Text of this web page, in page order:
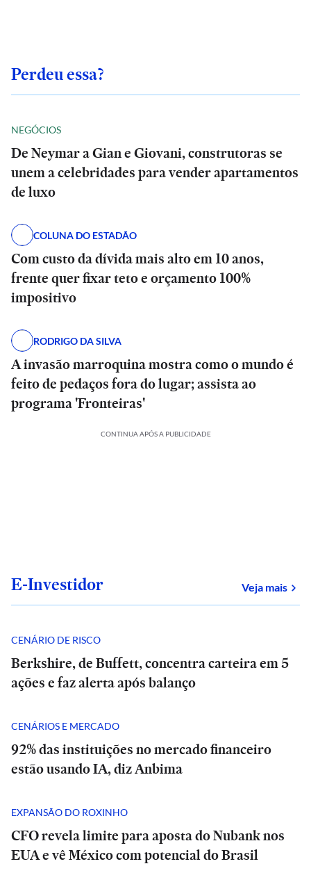
Perdeu essa?
NEGÓCIOS
De Neymar a Gian e Giovani, construtoras se
unem a celebridades para vender apartamentos
de luxo
COLUNA DO ESTADÃO
Com custo da dívida mais alto em 10 anos,
frente quer fixar teto e orçamento 100%
impositivo
RODRIGO DA SILVA
A invasão marroquina mostra como o mundo é
feito de pedaços fora do lugar; assista ao
programa 'Fronteiras'
CONTINUA APÓS A PUBLICIDADE
E-Investidor Veja mais
CENÁRIO DE RISCO
Berkshire, de Buffett, concentra carteira em 5
ações e faz alerta após balanço
CENÁRIOS E MERCADO
92% das instituições no mercado financeiro
estão usando IA, diz Anbima
EXPANSÃO DO ROXINHO
CFO revela limite para aposta do Nubank nos
EUA e vê México com potencial do Brasil